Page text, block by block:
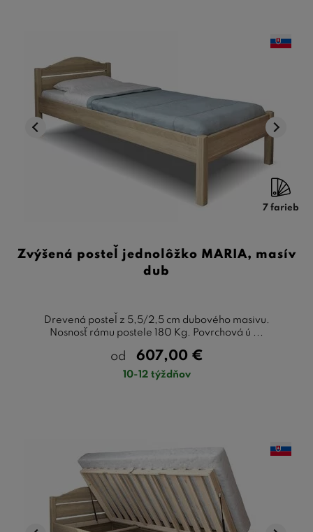
7 farieb
Zvýšená posteľ jednolôžko MARIA, masív
dub
Drevená posteľ z 5,5/2,5 cm dubového masivu.
Nosnosť rámu postele 180 Kg. Povrchová ú ...
od 607,00 €
10-12 týždňov